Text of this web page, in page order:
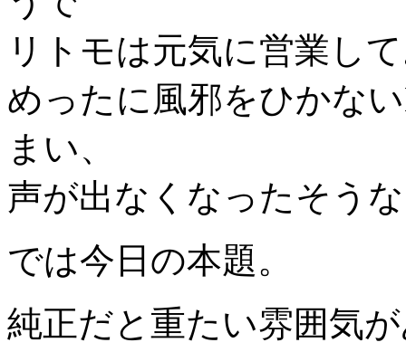
リトモは元気に営業し
めったに風邪をひかな
まい、
声が出なくなったそう
では今日の本題。
純正だと重たい雰囲気